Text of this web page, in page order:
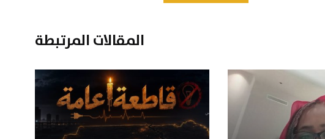
المقالات المرتبطة